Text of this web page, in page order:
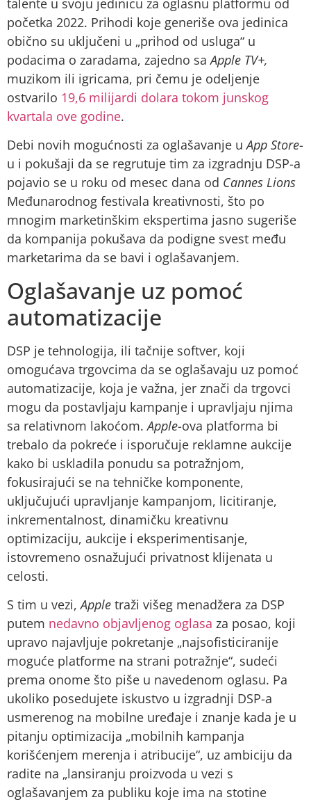
talente u svoju jedinicu za oglasnu platformu od
početka 2022. Prihodi koje generiše ova jedinica
obično su uključeni u „prihod od usluga“ u
podacima o zaradama, zajedno saApple TV+,
muzikom ili igricama, pri čemu je odeljenje
ostvarilo 19,6 milijardi dolara tokom junskog
kvartala ove godine.
Debi novih mogućnosti za oglašavanje uApp Store-
u i pokušaji da se regrutuje tim za izgradnju DSP-a
pojavio se u roku od mesec dana od Cannes Lions
Međunarodnog festivala kreativnosti, što po
mnogim marketinškim ekspertima jasno sugeriše
da kompanija pokušava da podigne svest među
marketarima da se bavi i oglašavanjem.
Oglašavanje uz pomoć
automatizacije
DSP je tehnologija, ili tačnije softver, koji
omogućava trgovcima da se oglašavaju uz pomoć
automatizacije, koja je važna, jer znači da trgovci
mogu da postavljaju kampanje i upravljaju njima
sa relativnom lakoćom.Apple-ova platforma bi
trebalo da pokreće i isporučuje reklamne aukcije
kako bi uskladila ponudu sa potražnjom,
fokusirajući se na tehničke komponente,
uključujući upravljanje kampanjom, licitiranje,
inkrementalnost, dinamičku kreativnu
optimizaciju, aukcije i eksperimentisanje,
istovremeno osnažujući privatnost klijenata u
celosti.
S tim u vezi,Apple traži višeg menadžera za DSP
putem nedavno objavljenog oglasa za posao, koji
upravo najavljuje pokretanje „najsofisticiranije
moguće platforme na strani potražnje“, sudeći
prema onome što piše u navedenom oglasu. Pa
ukoliko posedujete iskustvo u izgradnji DSP-a
usmerenog na mobilne uređaje i znanje kada je u
pitanju optimizacija „mobilnih kampanja
korišćenjem merenja i atribucije“, uz ambiciju da
radite na „lansiranju proizvoda u vezi s
oglašavanjem za publiku koje ima na stotine